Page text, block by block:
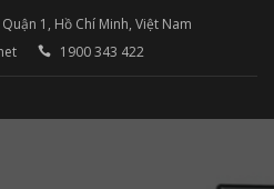
1, Hồ Chí Minh, Việt Nam
1900 343 422